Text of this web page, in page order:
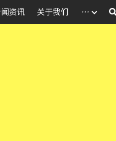
资讯 关于我们 …